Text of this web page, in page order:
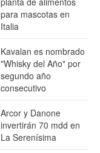
para mascotas en
Italia
Kavalan es nombrado
"Whisky del Año" por
segundo año
consecutivo
Arcor y Danone
invertirán 70 mdd en
La Serenísima